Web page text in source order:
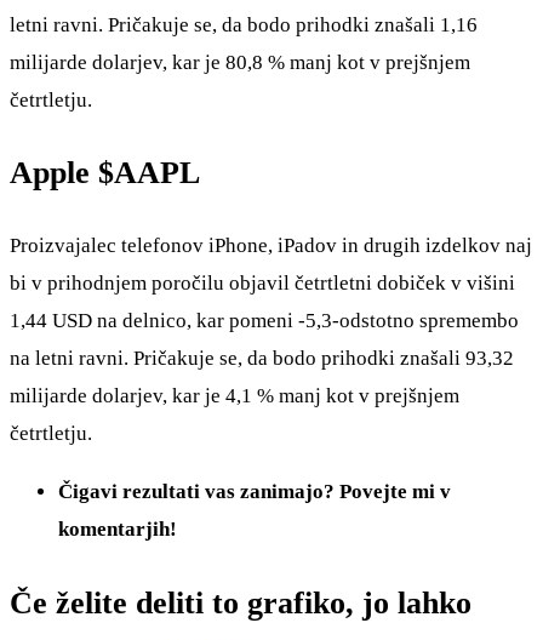
letni ravni. Pričakuje se, da bodo prihodki znašali 1,16
milijarde dolarjev, kar je 80,8 % manj kot v prejšnjem
četrtletju.
Apple $AAPL
Proizvajalec telefonov iPhone, iPadov in drugih izdelkov naj
bi v prihodnjem poročilu objavil četrtletni dobiček v višini
1,44 USD na delnico, kar pomeni -5,3-odstotno spremembo
na letni ravni. Pričakuje se, da bodo prihodki znašali 93,32
milijarde dolarjev, kar je 4,1 % manj kot v prejšnjem
četrtletju.
Čigavi rezultati vas zanimajo? Povejte mi v
komentarjih!
Če želite deliti to grafiko, jo lahko